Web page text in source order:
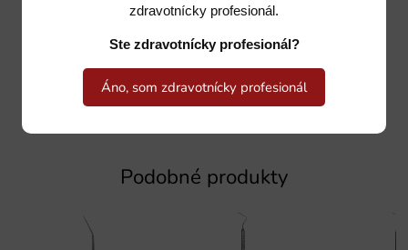
zdravotnícky profesionál.
Ste zdravotnícky profesionál?
Áno, som zdravotnícky profesionál
Podobné produkty